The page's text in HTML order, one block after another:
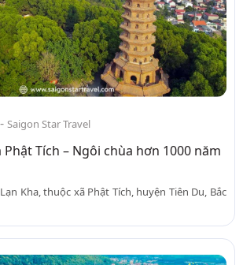
- Saigon Star Travel
Phật Tích – Ngôi chùa hơn 1000 năm
Kha, thuộc xã Phật Tích, huyện Tiên Du, Bắc